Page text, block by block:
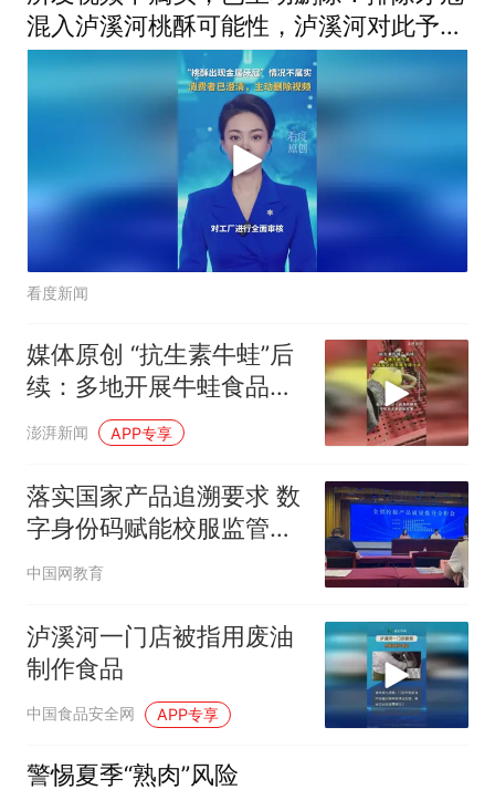
混入泸溪河桃酥可能性，泸溪河对此予以
谅解
看度新闻
媒体原创 “抗生素牛蛙”后
续：多地开展牛蛙食品安
全检查或专项行动
澎湃新闻 APP专享
落实国家产品追溯要求 数
字身份码赋能校服监管全
域溯源
中国网教育
泸溪河一门店被指用废油
制作食品
中国食品安全网 APP专享
警惕夏季“熟肉”风险